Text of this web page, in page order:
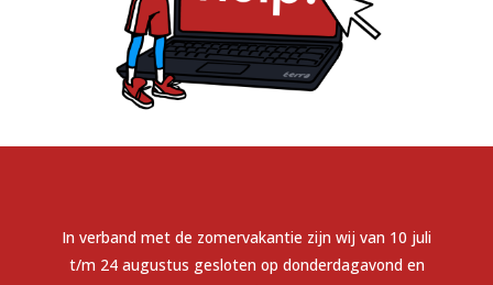
In verband met de zomervakantie zijn wij van 10 juli
t/m 24 augustus gesloten op donderdagavond en